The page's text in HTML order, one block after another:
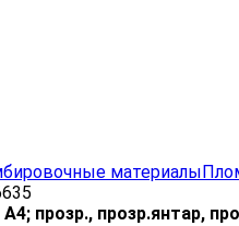
материалы
прозр., прозр.янтар,